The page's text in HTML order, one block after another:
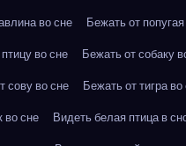
во сне
Бежать от
во сне
Бежать от собаку
сову во сне
Бежать от тигра во
во сне
Видеть белая птица в